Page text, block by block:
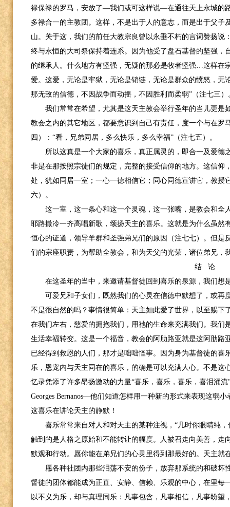
禄保禄的罗马，安放了—我们或可这样说—在通往天上永城的
多禄合一的主教团。这样，不是出于人的意志，而是出于父子
山。关于这，我们的前任大教宗良曾以永垂不朽的言词赞扬说
终与永恒的大司祭保持着连系。因为他受了盘石基督的坚强，
的继承人。什么地方有坚强，无疑的那必是牧者坚强…这样在
爱。这爱，无论是牢狱，无论是销链，无论是群众的愤怒，无
那无敌的信德，不因战争而动摇，不因胜利而柔弱”（注七三）
我们常常在希望，尤其是这天主教会举行圣年的当儿更是
教会之内的其它地区，都要意识到自己有责任，度一个与在罗
四）：“看，兄弟同居，多么快乐，多么幸福”（注七五）。
所以这真是一个大家的喜乐，真正属灵的，即合一及爱德
非是在那按照宗徒们的规定，完整的接受信仰的地方。这信仰
处，犹如同居一室；一心一德相信它；同心同德宣讲它，教授
六）。
这一室，这一条心和这一个灵魂，这一张嘴，是教会和全
耶路撒冷一齐高唱新歌，颂扬天主的喜乐。这就是为什么虽然
恒心的证道，领导羊群和圣强弟兄们的原因（注七七）。但是
们的宗座职责，为帮助全教会，和为天父的光荣，诸位弟兄，
结 论
在这圣年的当中，来邀请基督徒回到喜乐的泉源，我们想
可爱兄和子女们，既然我们的心灵在信德中默想了，或再
不是很自然的吗？事情很简单：天主如此爱了世界，以至赐下
在我们左右，慈爱的拥抱我们，用祂的生命来充满我们。我们
生活幸福转变。这是一个福音，教会的阿肋路亚就是这阿肋路
已经得到救恩的人们，那才是咄咄怪事。因为身为基督徒的喜
乐，恩宠内与天主同在的喜乐，的确是可以充满人心。不是这
忆录凭添了许多昂扬激动的力量“喜乐，喜乐，喜乐，喜泪涌
Georges Bernanos—他们知道怎样用一种新的形式来表现这弱
这喜乐在讲论天主的静默！
喜乐常常来自对人和对天主的某种注视，“几时你眼睛纯
触到的是人格之原始和不能转让的幅度。人被召走向美善，走
默观和行动。愿你能在弟兄们的心灵里得到那最好的。天主就
愿各种社团内那些泪荡不安的份子，放弃那系统的和破坏
督徒的团体都能成为正直、安静、信赖、乐观的中心，在里每
以不义为乐，却与真理同乐：凡事包含，凡事相信，凡事盼望